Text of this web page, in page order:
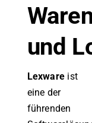
und
Lexware ist
eine der
führenden